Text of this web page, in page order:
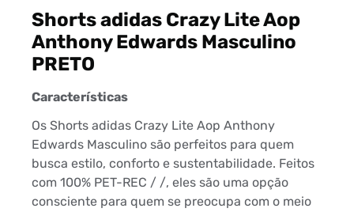
Shorts adidas Crazy Lite Aop
Anthony Edwards Masculino
PRETO
Características
Os Shorts adidas Crazy Lite Aop Anthony
Edwards Masculino são perfeitos para quem
busca estilo, conforto e sustentabilidade. Feitos
com 100% PET-REC / /, eles são uma opção
consciente para quem se preocupa com o meio